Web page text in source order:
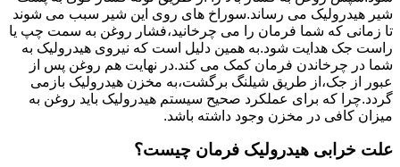
شیر هیدرولیک می رساند.سوراخ های روی این شیر سبب می شوند
تا زمانی که شما فرمان را می چرخانید،فشار روغن به سمت چپ یا
راست جک هدایت شود.به همین دلیل است که نیروی هیدرولیک به
شما در چرخاندن فرمان کمک می کند.در نهایت هم روغن پس از
عبور از جک،از طریق شیلنگ برگشت،به مخزن هیدرولیک بازمی
گردد.چرا که برای عملکرد صحیح سیستم هیدرولیک باید روغن به
میزان کافی در مخزن وجود داشته باشد.
علت خرابی هیدرولیک فرمان چیست؟